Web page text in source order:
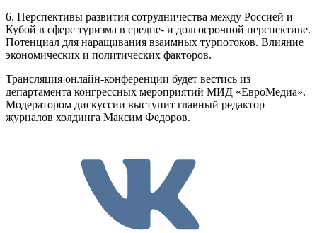
6. Перспективы развития сотрудничества между Россией и
Кубой в сфере туризма в средне- и долгосрочной перспективе.
Потенциал для наращивания взаимных турпотоков. Влияние
экономических и политических факторов.
Трансляция онлайн-конференции будет вестись из
департамента конгрессных мероприятий МИД «ЕвроМедиа».
Модератором дискуссии выступит главный редактор
журналов холдинга Максим Федоров.